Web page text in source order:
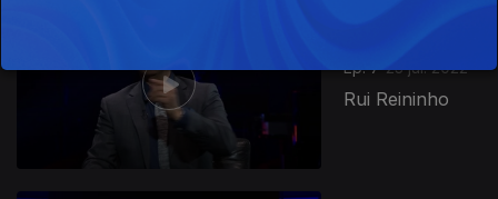
Ep. 7 23 jul. 2022
Rui Reininho